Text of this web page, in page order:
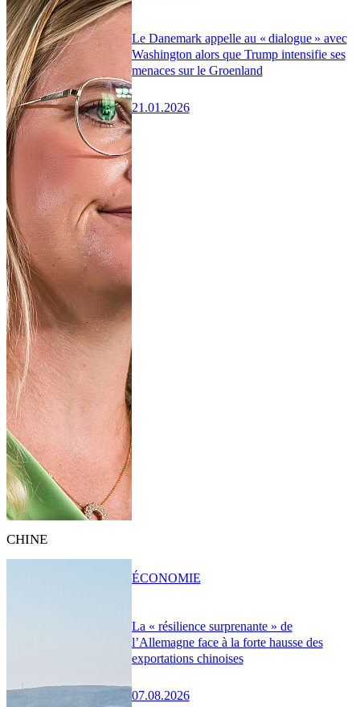
Le Danemark appelle au « dialogue » avec
Washington alors que Trump intensifie ses
menaces sur le Groenland
21.01.2026
CHINE
La « résilience surprenante » de
l’Allemagne face à la forte hausse des
exportations chinoises
07.08.2026
ÉCONOMIE